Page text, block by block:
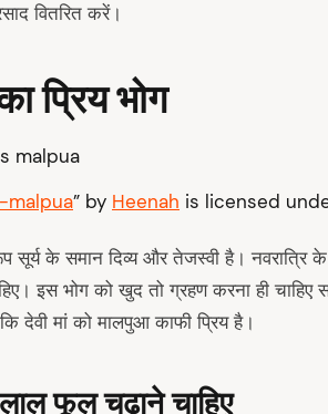
वितरित करें।
प्रिय भोग
malpua” by Heenah is licensed
सूर्य के समान दिव्य और तेजस्वी है। नवरात्रि
इस भोग को खुद तो ग्रहण करना ही चाहिए
कि देवी मां को मालपुआ काफी प्रिय है।
फूल चढ़ाने चाहिए